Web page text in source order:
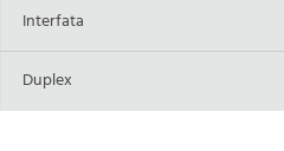
Interfata
Duplex